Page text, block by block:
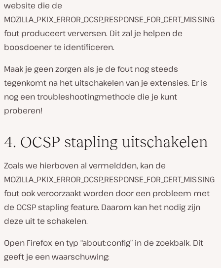
website die de
MOZILLA_PKIX_ERROR_OCSP_RESPONSE_FOR_CERT_MISSING
fout produceert verversen. Dit zal je helpen de
boosdoener te identificeren.
Maak je geen zorgen als je de fout nog steeds
tegenkomt na het uitschakelen van je extensies. Er is
nog een troubleshootingmethode die je kunt
proberen!
4. OCSP stapling uitschakelen
Zoals we hierboven al vermeldden, kan de
MOZILLA_PKIX_ERROR_OCSP_RESPONSE_FOR_CERT_MISSING
fout ook veroorzaakt worden door een probleem met
de OCSP stapling feature. Daarom kan het nodig zijn
deze uit te schakelen.
Open Firefox en typ “about:config” in de zoekbalk. Dit
geeft je een waarschuwing: